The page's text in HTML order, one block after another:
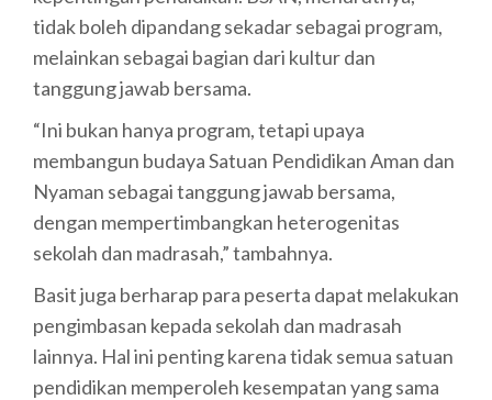
tidak boleh dipandang sekadar sebagai program,
melainkan sebagai bagian dari kultur dan
tanggung jawab bersama.
“Ini bukan hanya program, tetapi upaya
membangun budaya Satuan Pendidikan Aman dan
Nyaman sebagai tanggung jawab bersama,
dengan mempertimbangkan heterogenitas
sekolah dan madrasah,” tambahnya.
Basit juga berharap para peserta dapat melakukan
pengimbasan kepada sekolah dan madrasah
lainnya. Hal ini penting karena tidak semua satuan
pendidikan memperoleh kesempatan yang sama